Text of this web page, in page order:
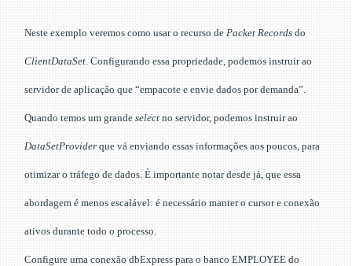
Neste exemplo veremos como usar o recurso de Packet Records do
ClientDataSet . Configurando essa propriedade, podemos instruir ao
servidor de aplicação que “empacote e envie dados por demanda”.
Quando temos um grande select no servidor, podemos instruir ao
DataSetProvider que vá enviando essas informações aos poucos, para
otimizar o tráfego de dados. È importante notar desde já, que essa
abordagem é menos escalável: é necessário manter o cursor e conexão
ativos durante todo o processo.
Configure uma conexão dbExpress para o banco EMPLOYEE do